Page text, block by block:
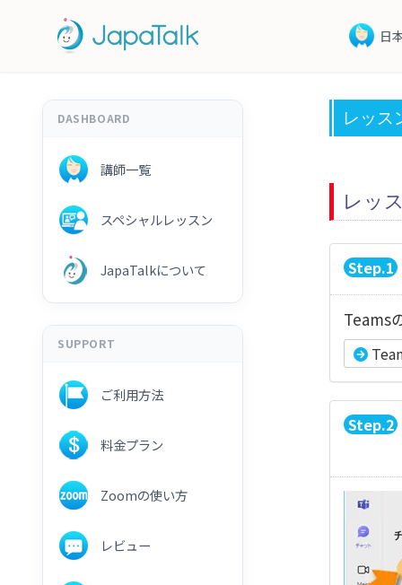
日
DASHBOARD
講師一覧
スペシャルレッスン
JapaTalkについて
SUPPORT
ご利用方法
料金プラン
Zoomの使い方
レビュー
レッス
レッ
1
Teams
2